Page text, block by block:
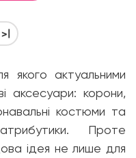
>|
якого актуальними
аксесуари: корони,
костюми та
Проте
ідея не лише для